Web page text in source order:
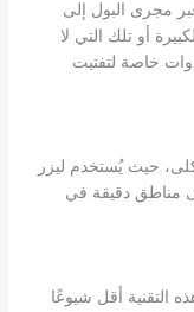
مجرى البول إلى
أو تلك التي لا
خاصة لتفتيت
حيث يُستخدم ليزر
مناطق دقيقة في
التقنية أقل شيوعًا